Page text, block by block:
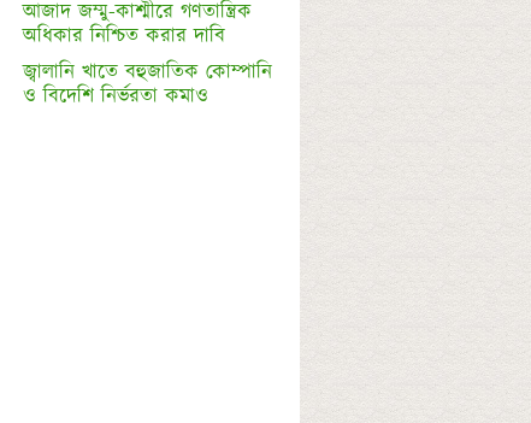
আজাদ জম্মু-কাশ্মীরে গণতান্ত্রিক
অধিকার নিশ্চিত করার দাবি
জ্বালানি খাতে বহুজাতিক কোম্পানি